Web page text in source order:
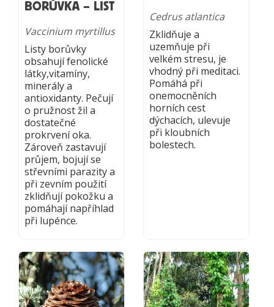
BORŮVKA – LIST
Vaccinium myrtillus
Listy borůvky
obsahují fenolické
látky,vitamíny,
minerály a
antioxidanty. Pečují
o pružnost žil a
dostatečné
prokrvení oka.
Zároveň zastavují
průjem, bojují se
střevními parazity a
při zevním použití
zklidňují pokožku a
pomáhají napříhlad
při lupénce.
Cedrus atlantica
Zklidňuje a
uzemňuje při
velkém stresu, je
vhodný při meditaci.
Pomáhá při
onemocněních
horních cest
dýchacích, ulevuje
při kloubních
bolestech.